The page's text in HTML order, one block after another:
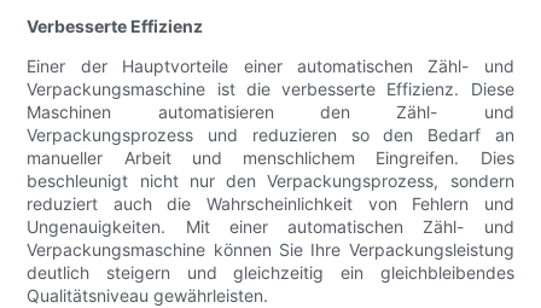
Verbesserte Effizienz
Einer der Hauptvorteile einer automatischen Zähl- und
Verpackungsmaschine ist die verbesserte Effizienz. Diese
Maschinen automatisieren den Zähl- und
Verpackungsprozess und reduzieren so den Bedarf an
manueller Arbeit und menschlichem Eingreifen. Dies
beschleunigt nicht nur den Verpackungsprozess, sondern
reduziert auch die Wahrscheinlichkeit von Fehlern und
Ungenauigkeiten. Mit einer automatischen Zähl- und
Verpackungsmaschine können Sie Ihre Verpackungsleistung
deutlich steigern und gleichzeitig ein gleichbleibendes
Qualitätsniveau gewährleisten.